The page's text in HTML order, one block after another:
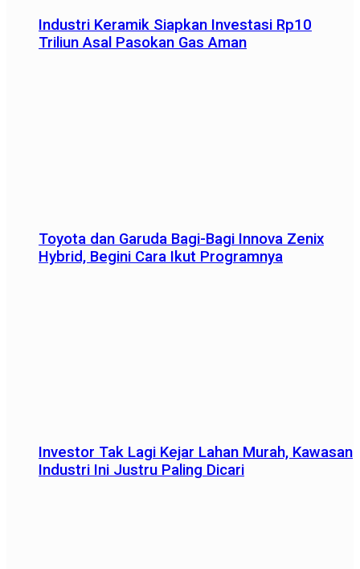
Industri Keramik Siapkan Investasi Rp10
Triliun Asal Pasokan Gas Aman
Toyota dan Garuda Bagi-Bagi Innova Zenix
Hybrid, Begini Cara Ikut Programnya
Investor Tak Lagi Kejar Lahan Murah, Kawasan
Industri Ini Justru Paling Dicari